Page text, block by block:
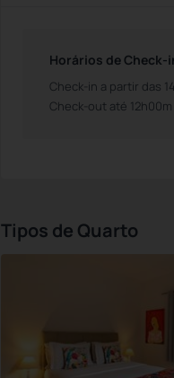
Horários de Check-
Check-in a partir das
Check-out até 12h00m
Tipos de Quarto